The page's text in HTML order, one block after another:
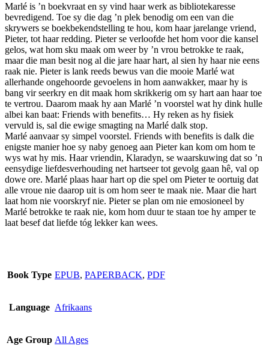
options
may
be
chosen
on
the
product
page
Marlé is ’n boekvraat en sy vind haar werk as bibliotekaresse
bevredigend. Toe sy die dag ’n plek benodig om een van die
skrywers se boekbekendstelling te hou, kom haar jarelange vriend,
Pieter, tot haar redding. Pieter se verloofde het hom voor die kansel
gelos, wat hom sku maak om weer by ’n vrou betrokke te raak,
maar die man besit nog al die jare haar hart, al sien hy haar nie eens
raak nie. Pieter is lank reeds bewus van die mooie Marlé wat
allerhande ongehoorde gevoelens in hom aanwakker, maar hy is
bang vir seerkry en dit maak hom skrikkerig om sy hart aan haar toe
te vertrou. Daarom maak hy aan Marlé ’n voorstel wat hy dink hulle
albei kan baat: Friends with benefits… Hy reken as hy fisiek
vervuld is, sal die ewige smagting na Marlé dalk stop.
Marlé aanvaar sy simpel voorstel. Friends with benefits is dalk die
enigste manier hoe sy naby genoeg aan Pieter kan kom om hom te
wys wat hy mis. Haar vriendin, Klaradyn, se waarskuwing dat so ’n
eensydige liefdesverhouding net hartseer tot gevolg gaan hê, val op
dowe ore. Marlé plaas haar hart op die spel om Pieter te oortuig dat
alle vroue nie daarop uit is om hom seer te maak nie. Maar die hart
laat hom nie voorskryf nie. Pieter se plan om nie emosioneel by
Marlé betrokke te raak nie, kom hom duur te staan toe hy amper te
laat besef dat liefde tóg lekker kan wees.
Book Type EPUB, PAPERBACK, PDF
Language Afrikaans
Age Group All Ages